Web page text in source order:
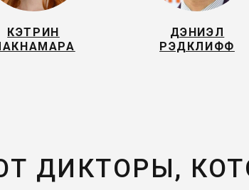
КЭТРИН
ДЭНИЭЛ
РЭДКЛИФФ
ДИКТОРЫ,